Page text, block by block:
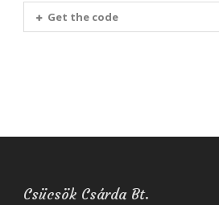
Get the code
Csücsök Csárda Bt.